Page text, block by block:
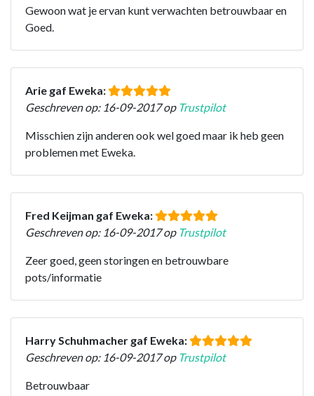
Gewoon wat je ervan kunt verwachten betrouwbaar en
Goed.
Arie gaf Eweka:
Geschreven op: 16-09-2017 op Trustpilot
Misschien zijn anderen ook wel goed maar ik heb geen
problemen met Eweka.
Fred Keijman gaf Eweka:
Geschreven op: 16-09-2017 op Trustpilot
Zeer goed, geen storingen en betrouwbare
pots/informatie
Harry Schuhmacher gaf Eweka:
Geschreven op: 16-09-2017 op Trustpilot
Betrouwbaar